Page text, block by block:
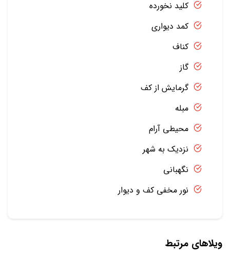
کلید نخورده
کمد دیواری
کناف
گاز
گرمایش از کف
مبله
محیطی آرام
نزدیک به شهر
نگهبانی
نور مخفی کف و دیوار
ویلاهای مرتبط